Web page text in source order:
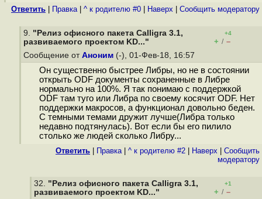
Ответить Правка| ^ к родителю #0 Наверх Cообщить модератору
9. "Релиз офисного пакета Calligra 3.1,
развиваемого проектом KD..."
+4
+ / –
Сообщение от Аноним (-), 01-Фев-18, 16:57
Он существенно быстрее Либры, но не в состоянии
открыть ODF документы сохраненные в Либре
нормально на 100%. Я так понимаю с поддержкой
ODF там туго или Либра по своему косячит ODF. Нет
поддержки макросов, а функционал довольно беден.
С темными темами дружит лучше(Либра только
недавно подтянулась). Вот если бы его пилило
столько же людей сколько Либру...
Ответить Правка| ^ к родителю #2 Наверх
Cообщить
модератору
32. "Релиз офисного пакета Calligra 3.1,
развиваемого проектом KD..."
+1
+ / –